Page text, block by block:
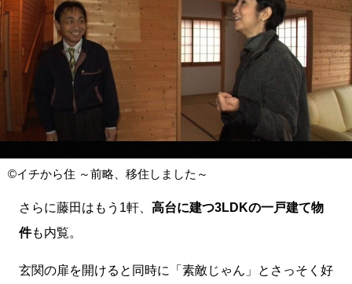
©イチから住 ～前略、移住しました～
さらに藤田はもう1軒、 高台に建つ3LDKの一戸建て物
件も内覧。
玄関の扉を開けると同時に「素敵じゃん」とさっそく好